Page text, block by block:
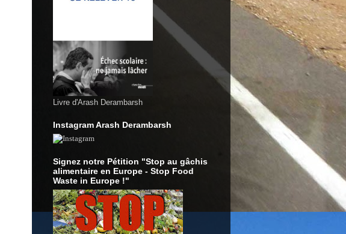
Livre d'Arash Derambarsh
Instagram Arash Derambarsh
Signez notre Pétition "Stop au gâchis
alimentaire en Europe - Stop Food
Waste in Europe !"